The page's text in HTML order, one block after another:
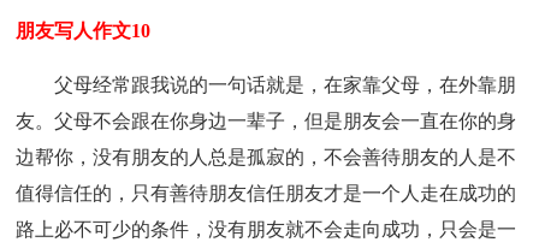
朋友写人作文10
父母经常跟我说的一句话就是，在家靠父母，在外靠朋
友。父母不会跟在你身边一辈子，但是朋友会一直在你的身
边帮你，没有朋友的人总是孤寂的，不会善待朋友的人是不
值得信任的，只有善待朋友信任朋友才是一个人走在成功的
路上必不可少的条件，没有朋友就不会走向成功，只会是一